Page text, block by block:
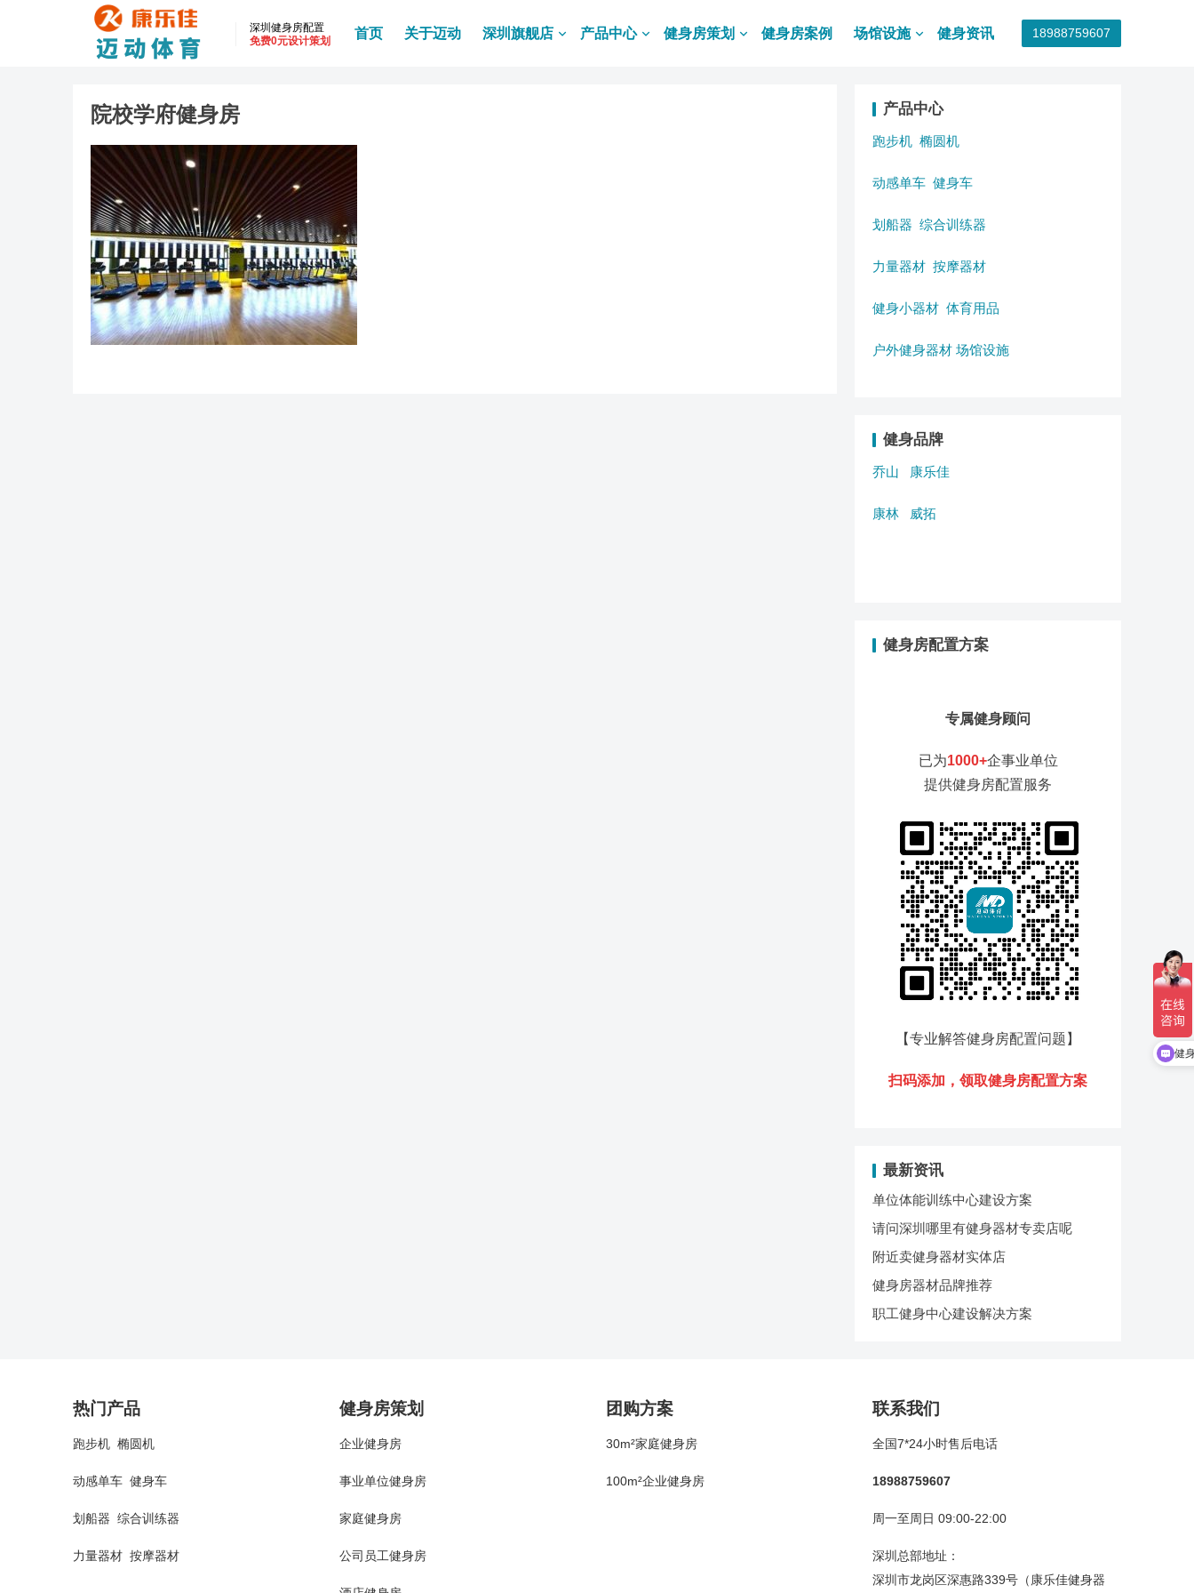
深圳健身房配置
免费0元设计策划
首页 关于迈动 深圳旗舰店 产品中心 健身房策划 健身房案例 场馆设施 健身资讯 18988759607
院校学府健身房 产品中心
跑步机 椭圆机
动感单车 健身车
划船器 综合训练器
力量器材 按摩器材
健身小器材 体育用品
户外健身器材 场馆设施
健身品牌
乔山 康乐佳
康林 威拓
健身房配置方案
专属健身顾问
已为1000+企事业单位
提供健身房配置服务
【专业解答健身房配置问题 】
扫码添加，领取健身房配置方案
最新资讯
单位体能训练中心建设方案
请问深圳哪里有健身器材专卖店呢
附近卖健身器材实体店
健身房器材品牌推荐
职工健身中心建设解决方案
热门产品
跑步机 椭圆机
动感单车 健身车
划船器 综合训练器
力量器材 按摩器材
健身房策划
企业健身房
事业单位健身房
家庭健身房
公司员工健身房
团购方案
30m²家庭健身房
100m²企业健身房
联系我们
全国7*24小时售后电话
18988759607
周一至周日 09:00-22:00
深圳总部地址：
深圳市龙岗区深惠路339号（康乐佳健身器
健